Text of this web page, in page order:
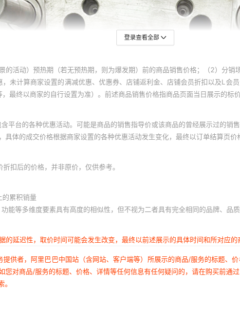
登录查看全部
的活动）预热期（若无预热期，则为爆发期）前的商品销售价格；（2）分
未计算商家设置的满减优惠、优惠券、店铺返利金、店铺会员折扣以及L会
最终以商家的自行设置为准）。前述商品销售价格指商品页面当日展示的
平台的各种优惠活动。可能是商品的销售指导价或该商品的曾经展示过的销
体的成交价格根据商家设置的各种优惠活动发生变化，最终以订单结算页价
扣后的价格，并非原价，仅供参考。
的累积销量
能等多维度要素具有高度的相似性，但不视为二者具有完全相同的品牌、品
延迟性，取价时间可能会发生改变，最终以前述展示的具体时间和所对应的
供者，阿里巴巴中国站（含网站、客户端等）所展示的商品/服务的标题、
对商品/服务的标题、价格、详情等任何信息有任何疑问的，请在购买前通